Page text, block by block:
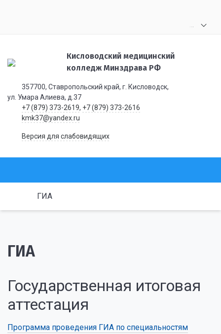
Кисловодский медицинский
колледж Минздрава РФ
357700, Ставропольский край, г. Кисловодск,
ул. Умара Алиева, д.37
+7 (879) 373-2619, +7 (879) 373-2616
kmk37@yandex.ru
Версия для слабовидящих
ГИА
ГИА
Государственная итоговая
аттестация
Программа проведения ГИА по специальностям